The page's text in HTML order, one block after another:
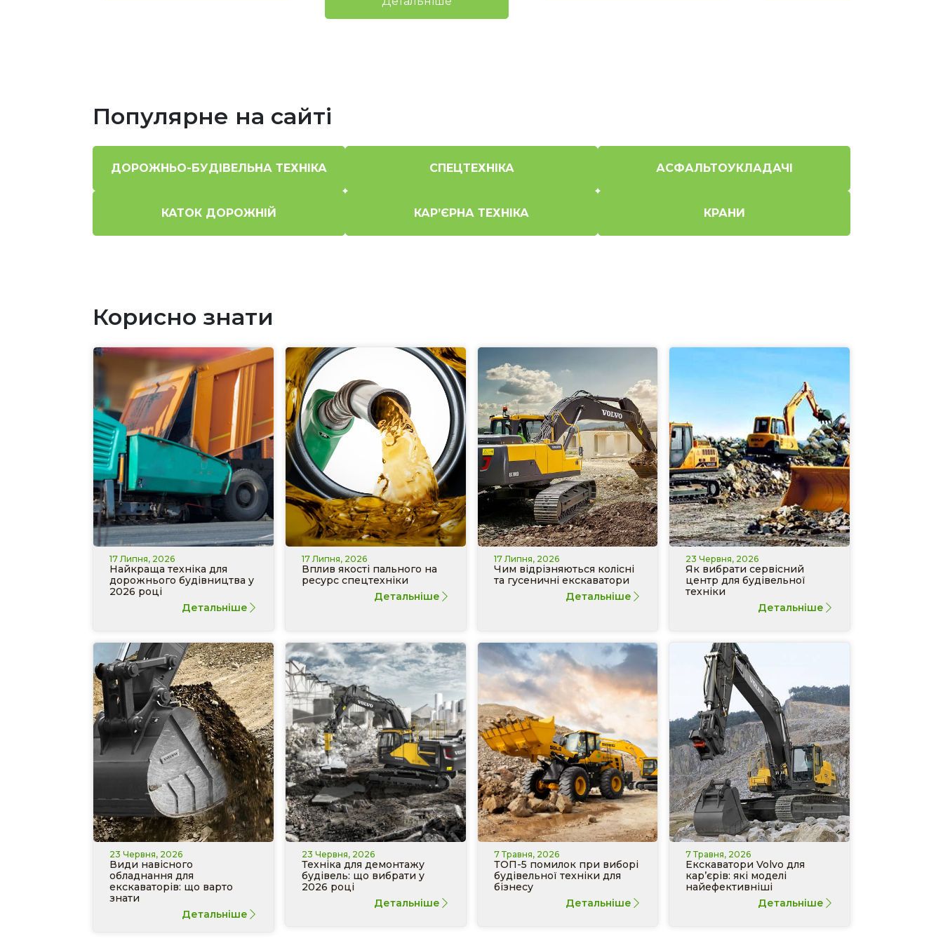
Популярне на сайті
ДОРОЖНЬО-БУДІВЕЛЬНА ТЕХНІКА СПЕЦТЕХНІКА АСФАЛЬТОУКЛАДАЧІ
КАТОК ДОРОЖНІЙ КАР’ЄРНА ТЕХНІКА КРАНИ
Корисно знати
17 Липня, 2026
Найкраща техніка для
дорожнього будівництва у
2026 році
Детальніше
17 Липня, 2026
Вплив якості пального на
ресурс спецтехніки
Детальніше
17 Липня, 2026
Чим відрізняються колісні
та гусеничні екскаватори
Детальніше
23 Червня, 2026
Як вибрати сервісний
центр для будівельної
техніки
Детальніше
23 Червня, 2026
Види навісного
обладнання для
екскаваторів: що варто
знати
Детальніше
23 Червня, 2026
Техніка для демонтажу
будівель: що вибрати у
2026 році
Детальніше
7 Травня, 2026
ТОП-5 помилок при виборі
будівельної техніки для
бізнесу
Детальніше
7 Травня, 2026
Екскаватори Volvo для
кар’єрів: які моделі
найефективніші
Детальніше